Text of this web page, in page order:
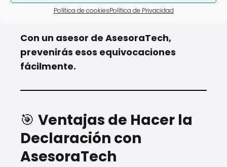
Política de cookiesPolítica de Privacidad
evitarás estos errores fácilmente.
Con un asesor de AsesoraTech,
prevenirás esos equivocaciones
fácilmente.
🎯 Ventajas de Hacer la
Declaración con
AsesoraTech